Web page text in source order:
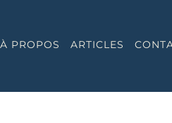
À PROPOS ARTICLES